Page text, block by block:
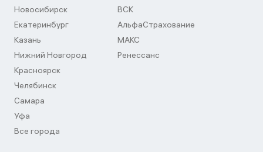
Новосибирск
Екатеринбург
Казань
Нижний Новгород
Красноярск
Челябинск
Самара
Уфа
Все города
ВСК
АльфаСтрахование
МАКС
Ренессанс